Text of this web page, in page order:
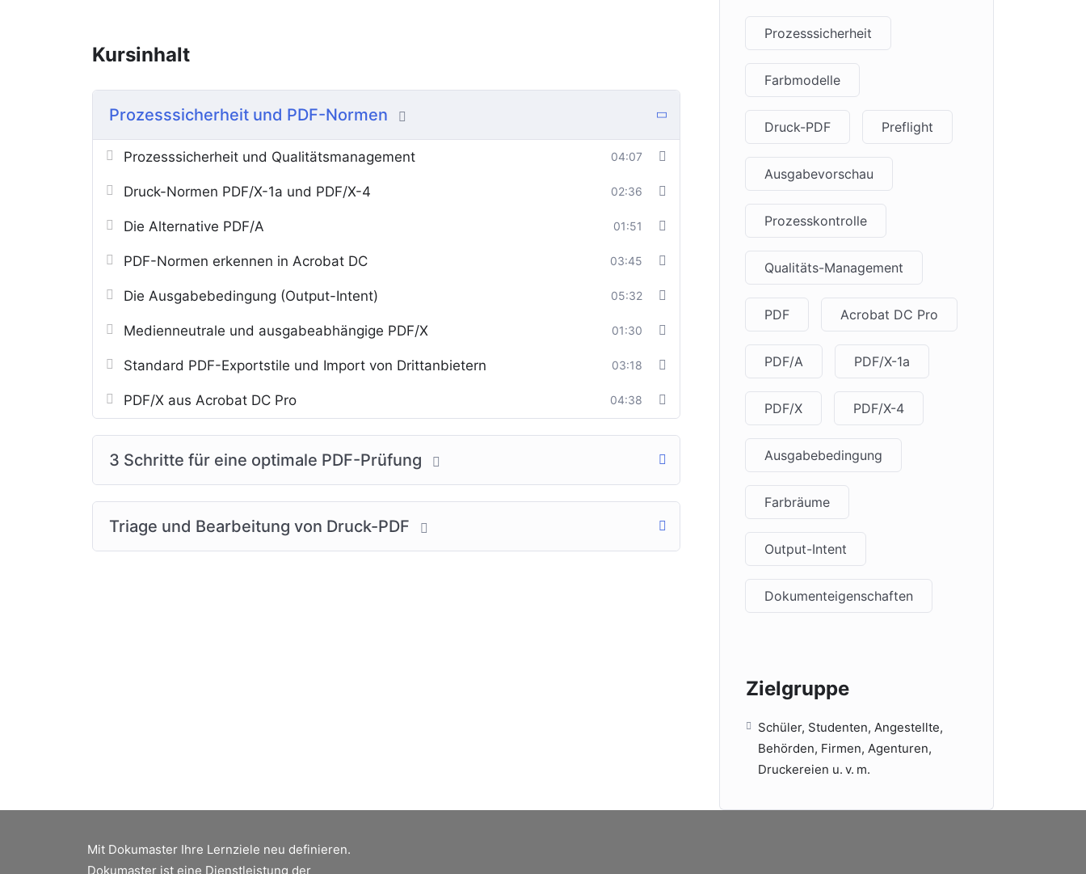
Kursinhalt
Prozesssicherheit und PDF-Normen
Prozesssicherheit und Qualitätsmanagement 04:07
Druck-Normen PDF/X-1a und PDF/X-4 02:36
Die Alternative PDF/A 01:51
PDF-Normen erkennen in Acrobat DC 03:45
Die Ausgabebedingung (Output-Intent) 05:32
Medienneutrale und ausgabeabhängige PDF/X 01:30
Standard PDF-Exportstile und Import von Drittanbietern 03:18
PDF/X aus Acrobat DC Pro 04:38
3 Schritte für eine optimale PDF-Prüfung
Triage und Bearbeitung von Druck-PDF
Prozesssicherheit
Farbmodelle
Druck-PDF Preflight
Ausgabevorschau
Prozesskontrolle
Qualitäts-Management
PDF Acrobat DC Pro
PDF/A PDF/X-1a
PDF/X PDF/X-4
Ausgabebedingung
Farbräume
Output-Intent
Dokumenteigenschaften
Zielgruppe
Schüler, Studenten, Angestellte,
Behörden, Firmen, Agenturen,
Druckereien u. v. m.
Mit Dokumaster Ihre Lernziele neu definieren.
Dokumaster ist eine Dienstleistung der